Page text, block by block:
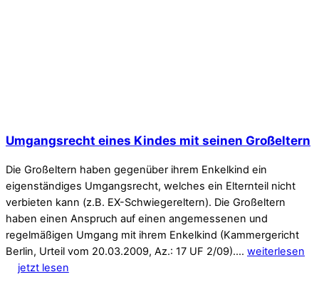
Umgangsrecht eines Kindes mit seinen Großeltern
Die Großeltern haben gegenüber ihrem Enkelkind ein
eigenständiges Umgangsrecht, welches ein Elternteil nicht
verbieten kann (z.B. EX-Schwiegereltern). Die Großeltern
haben einen Anspruch auf einen angemessenen und
regelmäßigen Umgang mit ihrem Enkelkind (Kammergericht
Berlin, Urteil vom 20.03.2009, Az.: 17 UF 2/09).… weiterlesen
jetzt lesen